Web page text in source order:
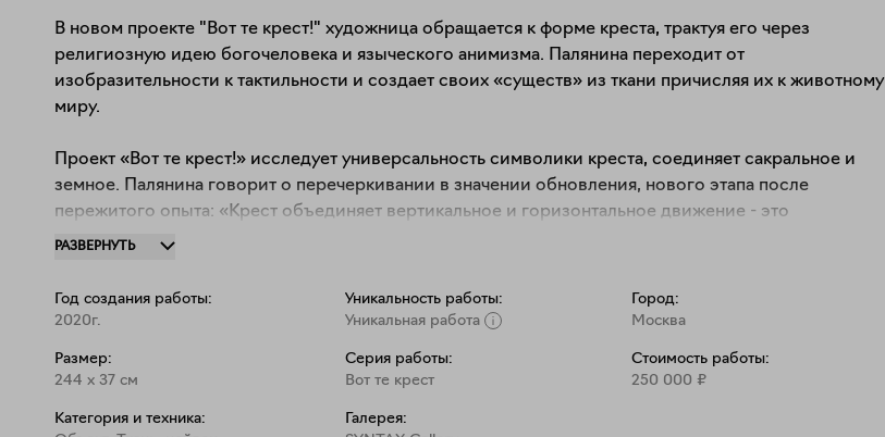
В новом проекте "Вот те крест!" художница обращается к форме креста, трактуя его через
религиозную идею богочеловека и языческого анимизма. Палянина переходит от
изобразительности к тактильности и создает своих «существ» из ткани причисляя их к животному
миру.
Проект «Вот те крест!» исследует универсальность символики креста, соединяет сакральное и
земное. Палянина говорит о перечеркивании в значении обновления, нового этапа после
пережитого опыта: «Крест объединяет вертикальное и горизонтальное движение - это
перечеркивание, отмена произошедшего, конец Старого Завета».
Крест трансформируется в тело змеи, интегрирует рациональное и чувственное через искушение:
«В христианстве искушение Христа — одно из доказательств двух его начал — человеческого и
мира, где выживает самый приспособленный. Те же законы можно применить и к символам. И в
РАЗВЕРНУТЬ
Год создания работы:
2020г.
Размер:
244 x 37 см
Категория и техника:
Уникальность работы:
Уникальная работа
Серия работы:
Вот те крест
Галерея:
Город:
Москва
Стоимость работы:
250 000 ₽